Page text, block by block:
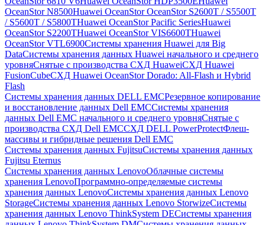
OceanStor N8500Huawei OceanStor OceanStor S2600T / S5500T
/ S5600T / S5800THuawei OceanStor Pacific SeriesHuawei
OceanStor S2200THuawei OceanStor VIS6600THuawei
OceanStor VTL6900Системы хранения Huawei для Big
DataСистемы хранения данных Huawei начального и среднего
уровняСнятые с производства СХД HuaweiСХД Huawei
FusionCubeСХД Huawei OceanStor Dorado: All-Flash и Hybrid
Flash
Системы хранения данных DELL EMCРезервное копирование
и восстановление данных Dell EMCСистемы хранения
данных Dell EMC начального и среднего уровняСнятые с
производства СХД Dell EMCСХД DELL PowerProtectФлеш-
массивы и гибридные решения Dell EMC
Системы хранения данных FujitsuСистемы хранения данных
Fujitsu Eternus
Системы хранения данных LenovoОблачные системы
хранения LenovoПрограммно-определяемые системы
хранения данных LenovoСистемы хранения данных Lenovo
StorageСистемы хранения данных Lenovo StorwizeСистемы
хранения данных Lenovo ThinkSystem DEСистемы хранения